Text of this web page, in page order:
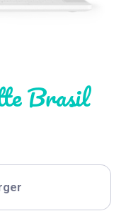
Brasil